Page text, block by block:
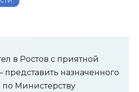
в Ростов с приятной
представить назначенного
Министерству